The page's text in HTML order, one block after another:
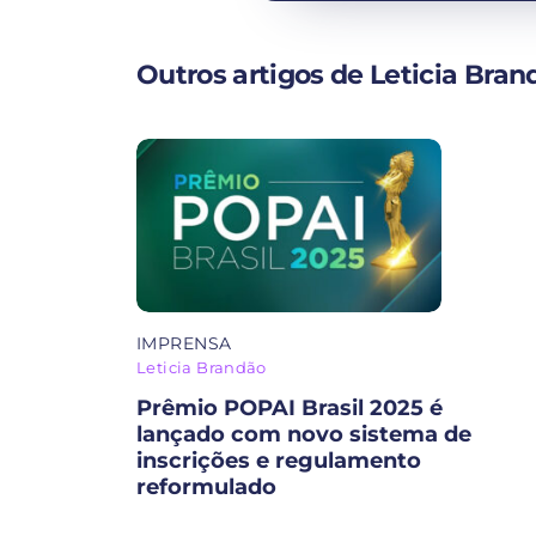
Outros artigos de Leticia
IMPRENSA
Leticia Brandão
Prêmio POPAI Brasil 2025 é
lançado com novo sistema de
inscrições e regulamento
reformulado